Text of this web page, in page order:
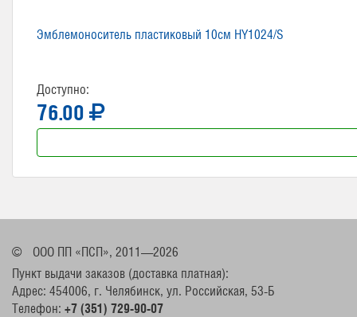
Эмблемоноситель пластиковый 10см HY1024/S
Доступно:
76.00
©
ООО ПП «ПСП», 2011—2026
Пункт выдачи заказов (доставка платная):
Адрес: 454006, г. Челябинск, ул. Российская, 53-Б
Телефон: +7 (351) 729-90-07